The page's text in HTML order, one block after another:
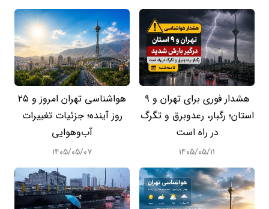
هشدار فوری برای تهران و ۹
استان؛ رگبار، رعدوبرق و تگرگ
در راه است
۱۴۰۵/۰۵/۱۱
هواشناسی تهران امروز و ۲۵
روز آینده؛ جزئیات تغییرات
آب‌وهوایی
۱۴۰۵/۰۵/۰۷